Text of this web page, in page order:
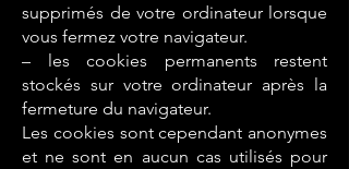
supprimés de votre ordinateur lorsque
vous fermez votre navigateur.
– les cookies permanents restent
stockés sur votre ordinateur après la
fermeture du navigateur.
Les cookies sont cependant anonymes
et ne sont en aucun cas utilisés pour